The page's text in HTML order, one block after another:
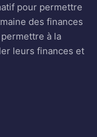
pour permettre
des finances
à la
leurs finances et